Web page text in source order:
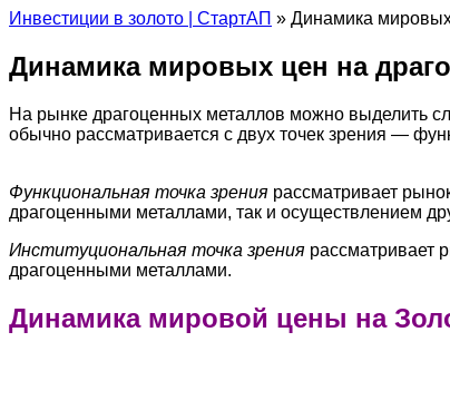
Инвестиции в золото | СтартАП » Динамика
Динамика мировых цен на
На рынке драгоценных металлов можно выделить
обычно рассматривается с двух точек зрения —
Функциональная точка зрения рассматривает
драгоценными металлами, так и осуществлением
Институциональная точка зрения рассматривает
драгоценными металлами.
Динамика мировой цены на